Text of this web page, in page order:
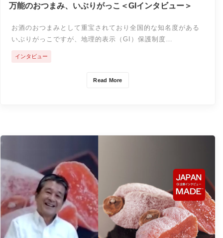
万能のおつまみ、いぶりがっこ＜GIインタビュー＞
お酒のおつまみとして重宝されており全国的な知名度がある
いぶりがっこですが、地理的表示（GI）保護制度…
Read More
インタビュー